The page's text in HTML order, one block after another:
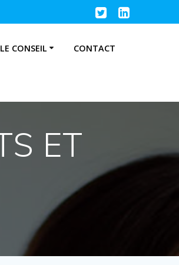
LE CONSEIL CONTACT
ET